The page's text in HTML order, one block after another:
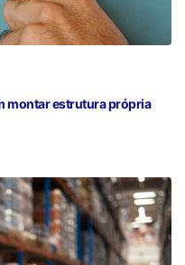
montar estrutura própria